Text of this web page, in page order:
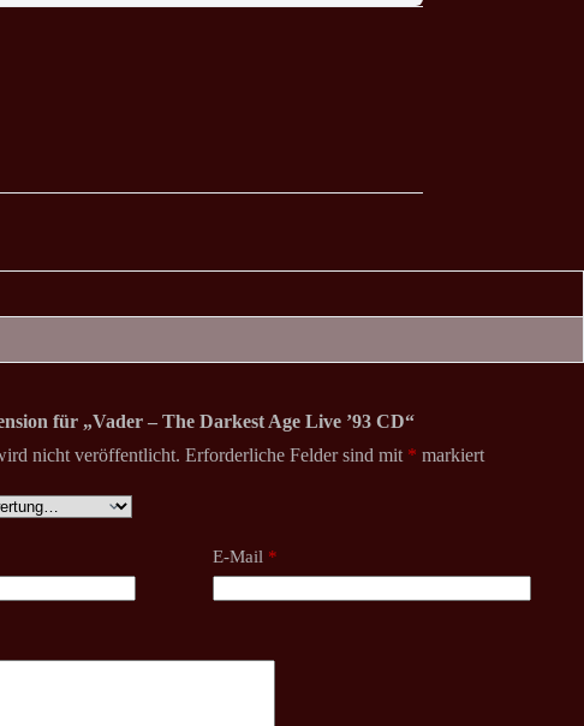
für „Vader – The Darkest Age Live ’93 CD“
nicht veröffentlicht. Erforderliche Felder sind mit * markiert
E-Mail *